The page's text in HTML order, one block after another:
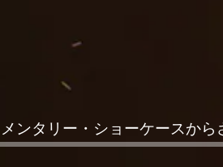
メンタリー・ショーケースから